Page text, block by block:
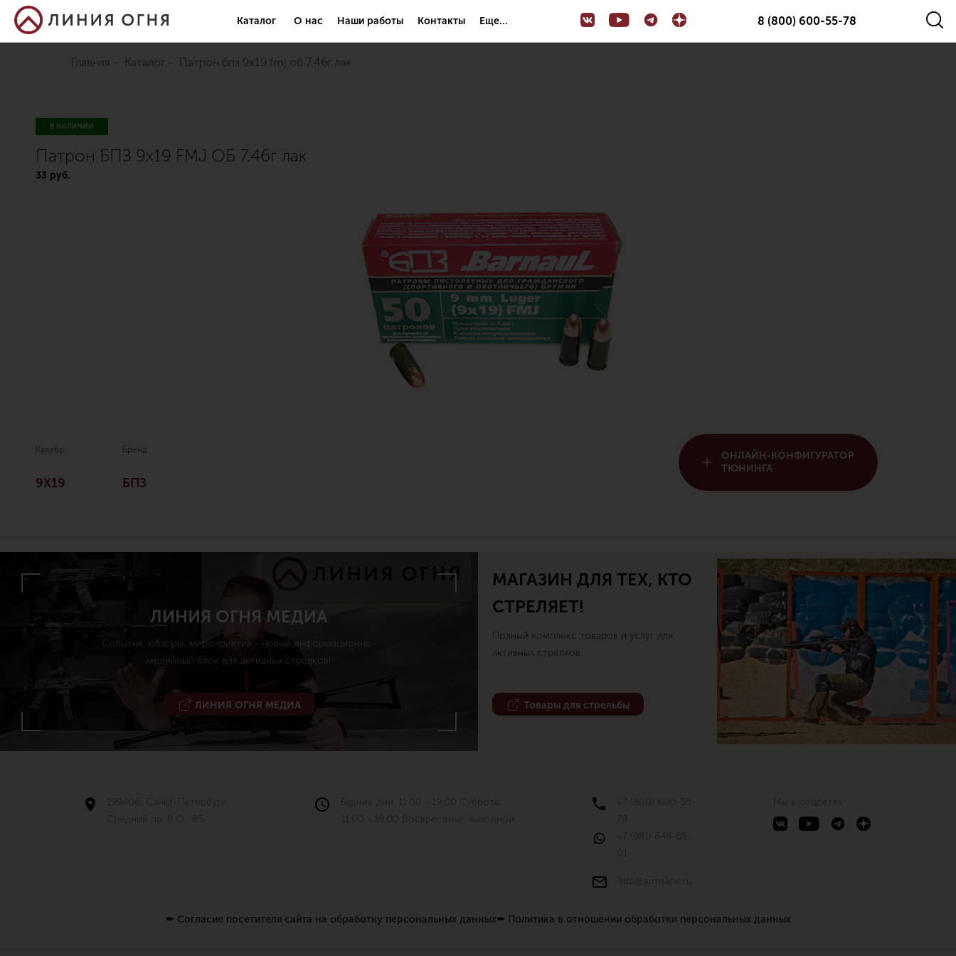
Каталог О нас Наши работы Контакты Еще... 8 (800) 600-55-78
Главная Каталог патрон бпз 9х19 fmj об 7.46г лак
В НАЛИЧИИ
Патрон БПЗ 9х19 FMJ ОБ 7.46г лак
33 руб.
Калибр
9Х19
Бренд
БПЗ
ОНЛАЙН-КОНФИГУРАТОР
ТЮНИНГА
ЛИНИЯ ОГНЯ МЕДИА
События, обзоры, мероприятия - новый информационно-
медийный блок для активных стрелков!
ЛИНИЯ ОГНЯ МЕДИА
МАГАЗИН ДЛЯ ТЕХ, КТО
СТРЕЛЯЕТ!
Полный комплекс товаров и услуг для
активных стрелков.
Товары для стрельбы
199406, Санкт-Петербург,
Средний пр. В.О., 85
Будние дни: 11:00 - 19:00 Суббота:
11:00 - 18:00 Воскресенье: выходной
+7 (800) 600-55-
78
+7 (981) 848-65-
01
info@armsline.ru
Мы в соцсетях
✒ Согласие посетителя сайта на обработку персональных данных✒ Политика в отношении обработки персональных данных